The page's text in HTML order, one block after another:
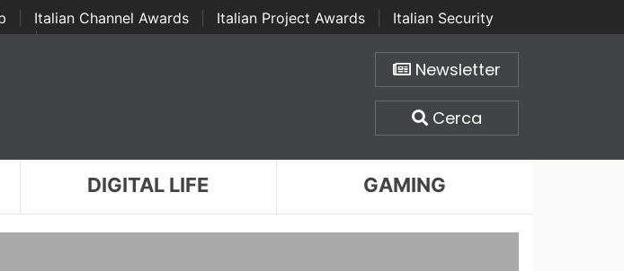
Italian Channel Awards Italian Project Awards
Italian Security
| ...
Newsletter
Cerca
DIGITAL LIFE GAMING